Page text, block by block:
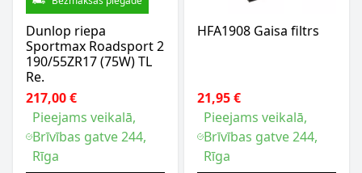
Dunlop riepa
Sportmax Roadsport 2
190/55ZR17 (75W) TL
Re.
217,00 €
Pieejams veikalā,
Brīvības gatve 244,
Rīga
HFA1908 Gaisa filtrs
21,95 €
Pieejams veikalā,
Brīvības gatve 244,
Rīga